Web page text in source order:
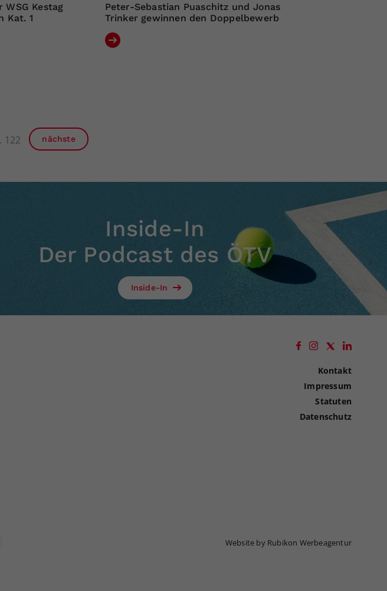
WSG Kestag
Kat. 1
Peter-Sebastian Puaschitz und Jonas
Trinker gewinnen den Doppelbewerb
122 nächste
Inside-In
Der Podcast des ÖTV
Inside-In
Kontakt
Impressum
Statuten
Datenschutz
Website by Rubikon Werbeagentur